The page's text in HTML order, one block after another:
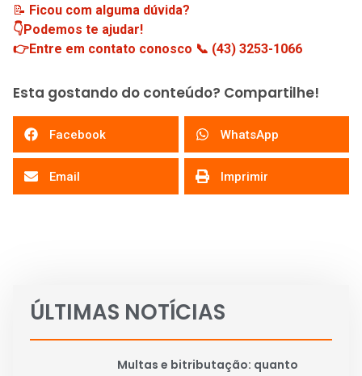
📝 Ficou com alguma dúvida?
👇Podemos te ajudar!
👉Entre em contato conosco 📞 (43) 3253-1066
Esta gostando do conteúdo? Compartilhe!
Facebook WhatsApp
Email Imprimir
ÚLTIMAS NOTÍCIAS
Multas e bitributação: quanto